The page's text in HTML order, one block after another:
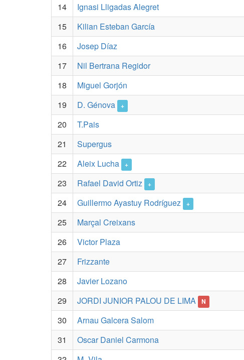
14
Ignasi Lligadas Alegret
15
Kilian Esteban García
16
Josep Díaz
17
Nil Bertrana Regidor
18
Miguel Gorjón
19
D. Génova +
20
T.Pais
21
Supergus
22
Aleix Lucha +
23
Rafael David Ortiz +
24
Guillermo Ayastuy Rodríguez +
25
Marçal Creixans
26
Victor Plaza
27
Frizzante
28
Javier Lozano
29
JORDI JUNIOR PALOU DE LIMA N
30
Arnau Galcera Salom
31
Oscar Daniel Carmona